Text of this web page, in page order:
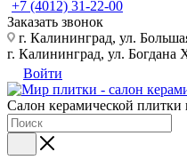
+7 (4012) 31-22-00
Заказать звонок
г. Калининград, ул.
г. Калининград, ул. Богдана
Войти
Салон керамической плитки